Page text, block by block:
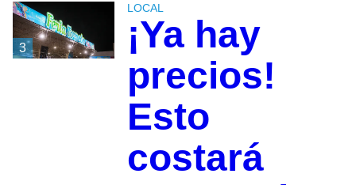
3
LOCAL
¡Ya hay
precios!
Esto
costará